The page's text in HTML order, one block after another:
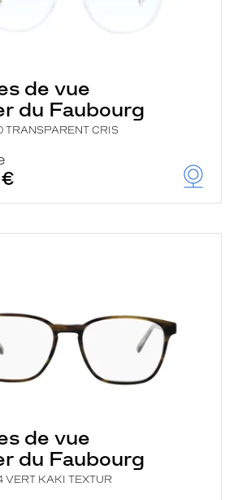
de vue
du Faubourg
TRANSPARENT CRIS
de vue
du Faubourg
VERT KAKI TEXTUR